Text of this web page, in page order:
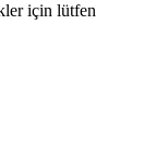
için lütfen